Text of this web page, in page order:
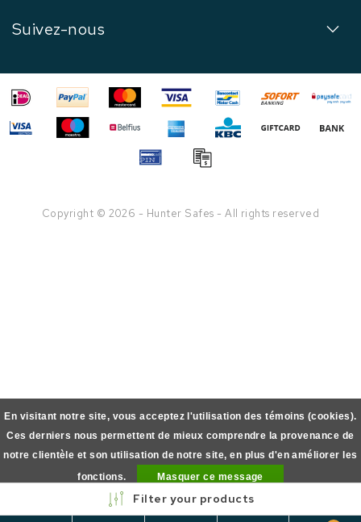
Suivez-nous
Copyright © 2026 - Hunter Safes - All rights reserved
Filter your products
En visitant notre site, vous acceptez l'utilisation des témoins (cookies).
Ces derniers nous permettent de mieux comprendre la provenance de
notre clientèle et son utilisation de notre site, en plus d'en améliorer les
fonctions.
Masquer ce message
En savoir plus sur les témoins (cookies) »